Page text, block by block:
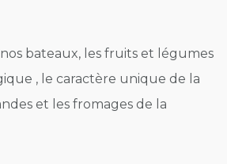
nos bateaux, les fruits et légumes
, le caractère unique de la
et les fromages de la